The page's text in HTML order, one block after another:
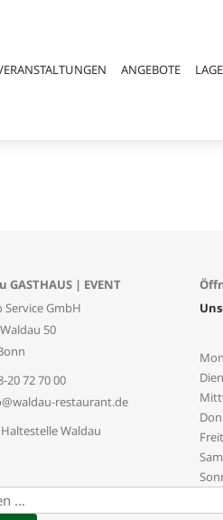
ANGEBOTE
GASTHAUS | EVENT
Service GmbH
50
20 72 70 00
restaurant.de
Waldau